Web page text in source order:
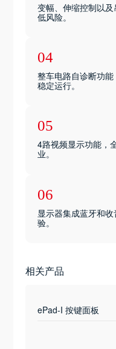
变幅、伸缩控制以
低风险。
04
整车电路自诊断功
稳定运行。
05
4路视频显示功能，
业。
06
显示器集成蓝牙和
验。
相关产品
ePad-I 按键面板